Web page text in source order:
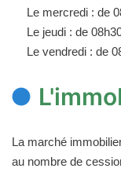
Le mercredi : de
Le jeudi : de
Le vendredi : de
La marché
au nombre de